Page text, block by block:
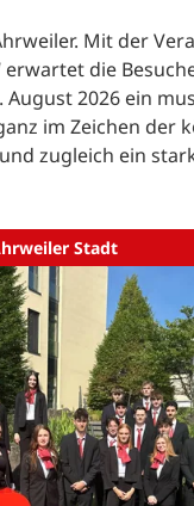
Mit der
erwartet die
August 2026 ein
im Zeichen der
zugleich ein
Stadt